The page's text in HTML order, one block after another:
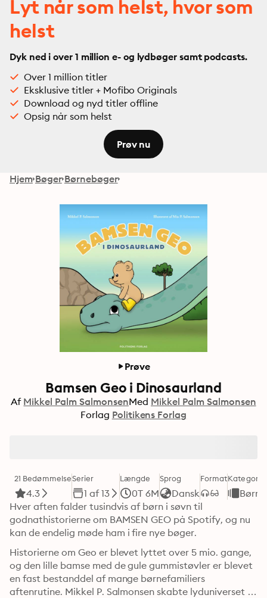
Lyt når som helst, hvor som
helst
Dyk ned i over 1 million e- og lydbøger samt podcasts.
Over 1 million titler
Eksklusive titler + Mofibo Originals
Download og nyd titler offline
Opsig når som helst
Prøv nu
Hjem Bøger Børnebøger
Prøve
Bamsen Geo i Dinosaurland
Af Mikkel Palm SalmonsenMed Mikkel Palm Salmonsen
Forlag Politikens Forlag
21 Bedømmelse
4.3
Serier
1 af 13
Længde
0T 6M
Sprog
Dansk
FormatKategori
Hver aften falder tusindvis af børn i søvn til
godnathistorierne om BAMSEN GEO på Spotify, og nu
kan de endelig møde ham i fire nye bøger.
Historierne om Geo er blevet lyttet over 5 mio. gange,
og den lille bamse med de gule gummistøvler er blevet
en fast bestanddel af mange børnefamiliers
aftenrutine. Mikkel P. Salmonsen skabte lyduniverset